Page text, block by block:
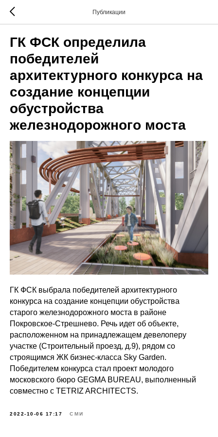
Публикации
ГК ФСК определила
победителей
архитектурного конкурса на
создание концепции
обустройства
железнодорожного моста
ГК ФСК выбрала победителей архитектурного
конкурса на создание концепции обустройства
старого железнодорожного моста в районе
Покровское-Стрешнево. Речь идет об объекте,
расположенном на принадлежащем девелоперу
участке (Строительный проезд, д.9), рядом со
строящимся ЖК бизнес-класса Sky Garden.
Победителем конкурса стал проект молодого
московского бюро GEGMA BUREAU, выполненный
совместно с TETRIZ ARCHITECTS.
2022-10-06 17:17 СМИ